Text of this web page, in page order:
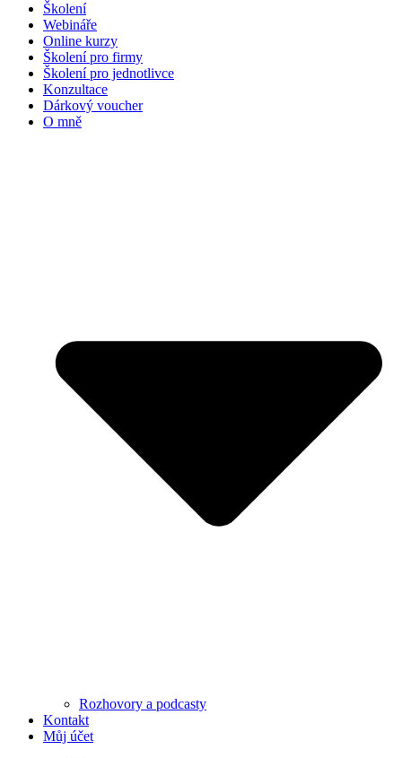
Školení
Webináře
Online kurzy
Školení pro firmy
Školení pro jednotlivce
Konzultace
Dárkový voucher
O mně
Rozhovory a podcasty
Kontakt
Můj účet